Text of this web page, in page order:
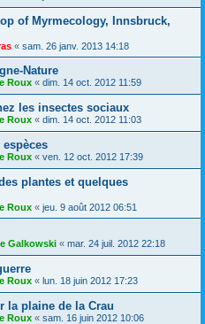
of Myrmecology, Innsbruck,
« sam. 26 janv. 2013 14:18
Nature
Roux « dim. 14 oct. 2012 11:59
les insectes sociaux
Roux « dim. 14 oct. 2012 11:03
Roux « ven. 12 oct. 2012 17:39
plantes et quelques
Roux « jeu. 9 août 2012 06:51
Galkowski « mar. 24 juil. 2012 22:18
Roux « lun. 18 juin 2012 17:23
la plaine de la Crau
Roux « sam. 16 juin 2012 10:06